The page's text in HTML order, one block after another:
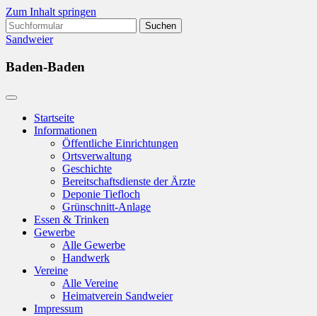
Zum Inhalt springen
Suchen
nach:
Sandweier
Baden-Baden
Startseite
Informationen
Öffentliche Einrichtungen
Ortsverwaltung
Geschichte
Bereitschaftsdienste der Ärzte
Deponie Tiefloch
Grünschnitt-Anlage
Essen & Trinken
Gewerbe
Alle Gewerbe
Handwerk
Vereine
Alle Vereine
Heimatverein Sandweier
Impressum